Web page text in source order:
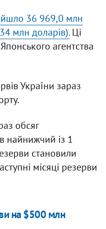
36 969,0 млн
млн доларів).Ці
агентства
України зараз
обсяг
найнижчий із 1
становили
місяці резерви
на $500 млн